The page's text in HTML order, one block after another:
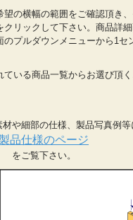
望の横幅の範囲をご確認頂き
クリックして下さい。商品詳
のプルダウンメニューから1セ
いる商品一覧からお選び頂
や細部の仕様、製品写真例等
品仕様のページ
をご覧下さい。